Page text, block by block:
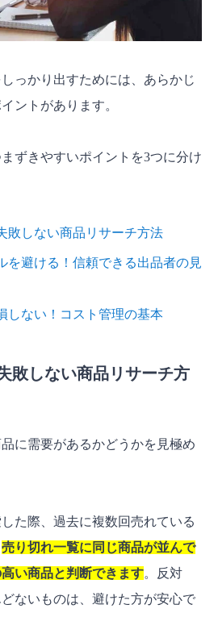
っかり出すためには、あらかじ
ントがあります。
ずきやすいポイントを3つに分け
敗しない商品リサーチ方法
避ける！信頼できる出品者の見
しない！コスト管理の基本
敗しない商品リサーチ方
に需要があるかどうかを見極め
た際、過去に複数回売れている
売り切れ一覧に同じ商品が並んで
い商品と判断できます。反対
ないものは、避けた方が安心で